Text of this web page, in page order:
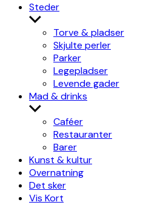
Steder
Show
sub
menu
Torve & pladser
Skjulte perler
Parker
Legepladser
Levende gader
Mad & drinks
Show
sub
menu
Caféer
Restauranter
Barer
Kunst & kultur
Overnatning
Det sker
Vis Kort